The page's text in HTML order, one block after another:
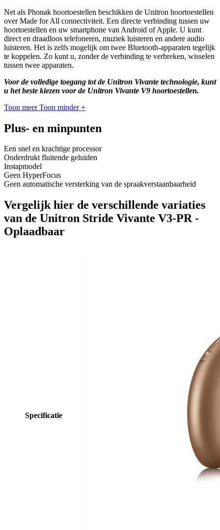
Net als Phonak hoortoestellen beschikken de Unitron hoortoestellen
over Made for All connectiviteit. Een directe verbinding tussen uw
hoortoestellen en uw smartphone van Android of Apple. U kunt
direct en draadloos telefoneren, muziek luisteren en andere audio
luisteren. Het is zelfs mogelijk om twee Bluetooth-apparaten tegelijk
te koppelen. Zo kunt u, zonder de verbinding te verbreken, wisselen
tussen twee apparaten.
Voor de volledige toegang tot de Unitron Vivante technologie, kunt
u het beste kiezen voor de Unitron Vivante V9 hoortoestellen.
Toon meer Toon minder +
Plus- en minpunten
Een snel en krachtige processor
Onderdrukt fluitende geluiden
Instapmodel
Geen HyperFocus
Geen automatische versterking van de spraakverstaanbaarheid
Vergelijk hier de verschillende variaties
van de Unitron Stride Vivante V3-PR -
Oplaadbaar
Specificatie